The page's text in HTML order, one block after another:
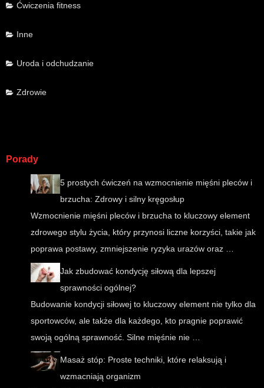
Ćwiczenia fitness
Inne
Uroda i odchudzanie
Zdrowie
Porady
5 prostych ćwiczeń na wzmocnienie mięśni pleców i
brzucha: Zdrowy i silny kręgosłup
Wzmocnienie mięśni pleców i brzucha to kluczowy element
zdrowego stylu życia, który przynosi liczne korzyści, takie jak
poprawa postawy, zmniejszenie ryzyka urazów oraz …
Jak zbudować kondycję siłową dla lepszej
sprawności ogólnej?
Budowanie kondycji siłowej to kluczowy element nie tylko dla
sportowców, ale także dla każdego, kto pragnie poprawić
swoją ogólną sprawność. Silne mięśnie nie …
Masaż stóp: Proste techniki, które relaksują i
wzmacniają organizm